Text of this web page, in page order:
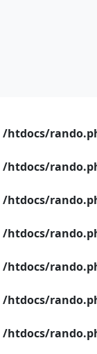
/htdocs/
/htdocs/
/htdocs/
/htdocs/
/htdocs/
/htdocs/
/htdocs/